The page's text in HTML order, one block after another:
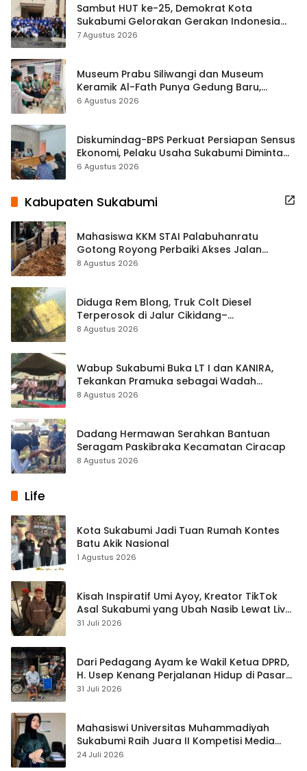
Sambut HUT ke-25, Demokrat Kota
Sukabumi Gelorakan Gerakan Indonesia
ASRI Lewat Aksi Bersih Masjid Agung
7 Agustus 2026
Museum Prabu Siliwangi dan Museum
Keramik Al-Fath Punya Gedung Baru,
Hampir 500 Koleksi Dipisahkan
6 Agustus 2026
Diskumindag-BPS Perkuat Persiapan Sensus
Ekonomi, Pelaku Usaha Sukabumi Diminta
Terbuka Beri Data
6 Agustus 2026
Kabupaten Sukabumi
Mahasiswa KKM STAI Palabuhanratu
Gotong Royong Perbaiki Akses Jalan
Majelis Ta’lim di Sagaranten
8 Agustus 2026
Diduga Rem Blong, Truk Colt Diesel
Terperosok di Jalur Cikidang–
Palabuhanratu
8 Agustus 2026
Wabup Sukabumi Buka LT I dan KANIRA,
Tekankan Pramuka sebagai Wadah
Pembentukan Karakter
8 Agustus 2026
Dadang Hermawan Serahkan Bantuan
Seragam Paskibraka Kecamatan Ciracap
8 Agustus 2026
Life
Kota Sukabumi Jadi Tuan Rumah Kontes
Batu Akik Nasional
1 Agustus 2026
Kisah Inspiratif Umi Ayoy, Kreator TikTok
Asal Sukabumi yang Ubah Nasib Lewat Live
Streaming
31 Juli 2026
Dari Pedagang Ayam ke Wakil Ketua DPRD,
H. Usep Kenang Perjalanan Hidup di Pasar
Cisaat
31 Juli 2026
Mahasiswi Universitas Muhammadiyah
Sukabumi Raih Juara II Kompetisi Media
Pembelajaran Digital Tingkat Internasional
24 Juli 2026